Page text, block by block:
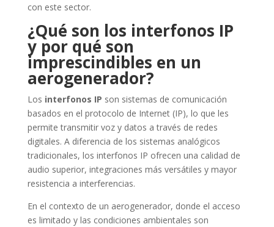
con este sector.
¿Qué son los interfonos IP
y por qué son
imprescindibles en un
aerogenerador?
Los interfonos IP son sistemas de comunicación
basados en el protocolo de Internet (IP), lo que les
permite transmitir voz y datos a través de redes
digitales. A diferencia de los sistemas analógicos
tradicionales, los interfonos IP ofrecen una calidad de
audio superior, integraciones más versátiles y mayor
resistencia a interferencias.
En el contexto de un aerogenerador, donde el acceso
es limitado y las condiciones ambientales son